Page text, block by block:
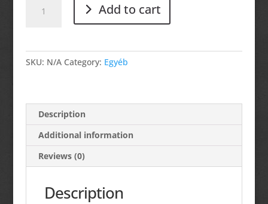
előleg
Add to cart
SKU: N/A Category: Egyéb
Description
Additional information
Reviews (0)
Description